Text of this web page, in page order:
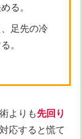
る。
足先の冷
。
よりも先回り
応すると慌て